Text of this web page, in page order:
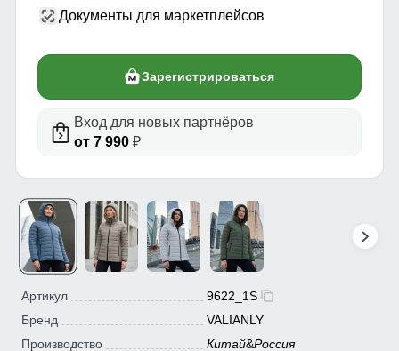
Документы для маркетплейсов
Зарегистрироваться
Вход для новых партнёров
от 7 990₽
Артикул
9622_1S
Бренд
VALIANLY
Производство
Китай&Россия